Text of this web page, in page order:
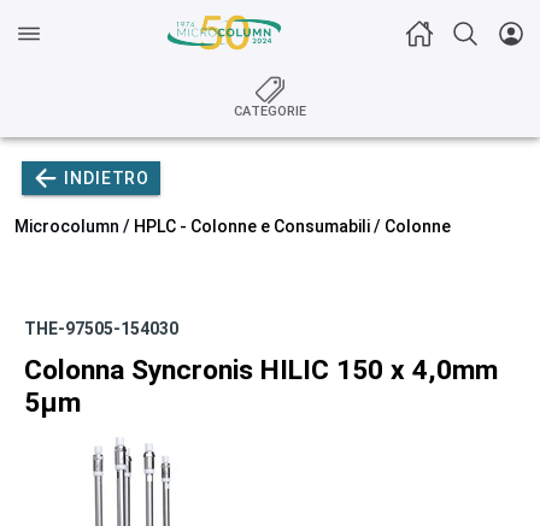
CATEGORIE
INDIETRO
Microcolumn / HPLC - Colonne e Consumabili/ Colonne
THE-97505-154030
Colonna Syncronis HILIC 150 x 4,0mm
5µm